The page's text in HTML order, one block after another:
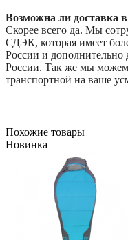
Возможна ли доставка
Скорее всего да. Мы
СДЭК, которая имеет
России и дополнительно
России. Так же мы можем
транспортной на ваше
Похожие товары
Новинка